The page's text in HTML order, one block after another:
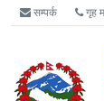
Accessibility
Mode
गर्नुहोस्
मुख्य
सामाग्री
मुख्य
नेभिगेसन
वेबसाइट
खोजमा
सम्पर्क गृह